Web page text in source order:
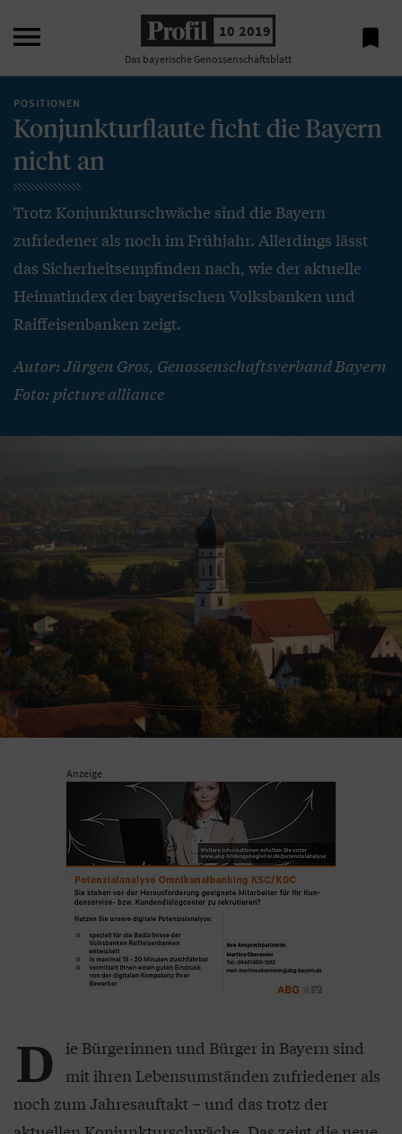
 10 2019
Das bayerische Genossenschaftsblatt

POSITIONEN
Konjunkturflaute ficht die Bayern
nicht an
Trotz Konjunkturschwäche sind die Bayern
zufriedener als noch im Frühjahr. Allerdings lässt
das Sicherheitsempfinden nach, wie der aktuelle
Heimatindex der bayerischen Volksbanken und
Raiffeisenbanken zeigt.
Autor: Jürgen Gros, Genossenschaftsverband Bayern
Foto: picture alliance
Anzeige
D ie Bürgerinnen und Bürger in Bayern sind
mit ihren Lebensumständen zufriedener als
noch zum Jahresauftakt – und das trotz der